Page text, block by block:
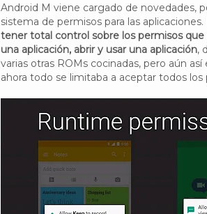
Android M viene cargado de novedades,
sistema de permisos para las aplicaciones.
tener total control sobre los permisos
una aplicación, abrir y usar una aplicación,
varias otras ROMs cocinadas, pero aún
ahora todo se limitaba a aceptar todos los